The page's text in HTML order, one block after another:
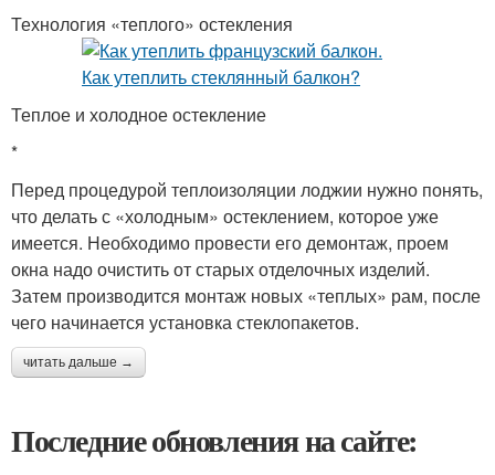
Технология «теплого» остекления
Теплое и холодное остекление
*
Перед процедурой теплоизоляции лоджии нужно понять,
что делать с «холодным» остеклением, которое уже
имеется. Необходимо провести его демонтаж, проем
окна надо очистить от старых отделочных изделий.
Затем производится монтаж новых «теплых» рам, после
чего начинается установка стеклопакетов.
читать дальше →
Последние обновления на сайте: